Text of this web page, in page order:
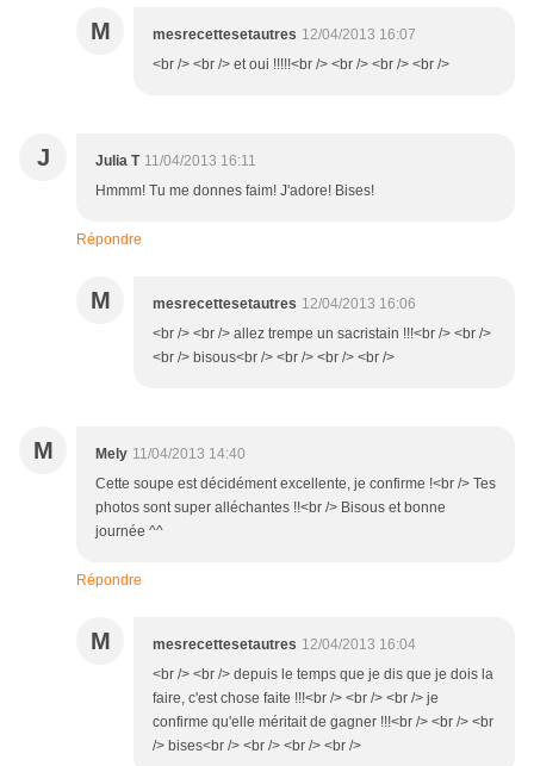
M mesrecettesetautres 12/04/2013 16:07
<br /> <br /> et oui !!!!!<br /> <br /> <br /> <br />
J Julia T 11/04/2013 16:11
Hmmm! Tu me donnes faim! J'adore! Bises!
Répondre
M mesrecettesetautres 12/04/2013 16:06
<br /> <br /> allez trempe un sacristain !!!<br /> <br />
<br /> bisous<br /> <br /> <br /> <br />
M Mely 11/04/2013 14:40
Cette soupe est décidément excellente, je confirme !<br /> Tes
photos sont super alléchantes !!<br /> Bisous et bonne
journée ^^
Répondre
M mesrecettesetautres 12/04/2013 16:04
<br /> <br /> depuis le temps que je dis que je dois la
faire, c'est chose faite !!!<br /> <br /> <br /> je
confirme qu'elle méritait de gagner !!!<br /> <br /> <br
/> bises<br /> <br /> <br /> <br />